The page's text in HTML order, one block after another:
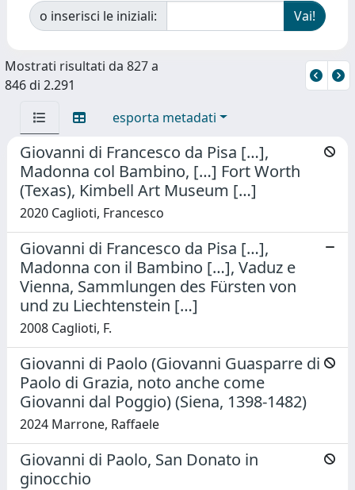
o inserisci le iniziali:
Mostrati risultati da 827 a
846 di 2.291
esporta metadati
Giovanni di Francesco da Pisa […],
Madonna col Bambino, […] Fort Worth
(Texas), Kimbell Art Museum […]
2020 Caglioti, Francesco
Giovanni di Francesco da Pisa […],
Madonna con il Bambino […], Vaduz e
Vienna, Sammlungen des Fürsten von
und zu Liechtenstein […]
2008 Caglioti, F.
Giovanni di Paolo (Giovanni Guasparre di
Paolo di Grazia, noto anche come
Giovanni dal Poggio) (Siena, 1398-1482)
2024 Marrone, Raffaele
Giovanni di Paolo, San Donato in
ginocchio